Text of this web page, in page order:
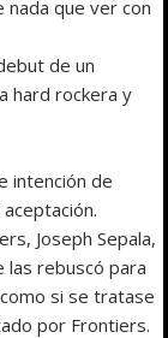
nada que ver con
de un
hard rockera y
intención de
Joseph Sepala,
las rebuscó para
si se tratase
por Frontiers.